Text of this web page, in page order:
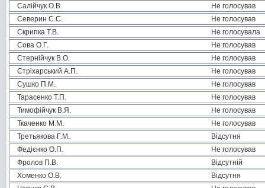
Салійчук О.В.
Не голосував
Северин С.С.
Не голосував
Скрипка Т.В.
Не голосувала
Сова О.Г.
Не голосував
Стернійчук В.О.
Не голосував
Стріхарський А.П.
Не голосував
Сушко П.М.
Не голосував
Тарасенко Т.П.
Не голосував
Тимофійчук В.Я.
Не голосував
Ткаченко М.М.
Не голосував
Третьякова Г.М.
Відсутня
Федієнко О.П.
Не голосував
Фролов П.В.
Відсутній
Хоменко О.В.
Відсутня